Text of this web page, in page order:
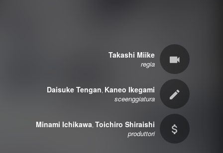
Takashi Miike
regia
Daisuke Tengan, Kaneo Ikegami
sceenggiatura
Minami Ichikawa, Toichiro Shiraishi
produttori